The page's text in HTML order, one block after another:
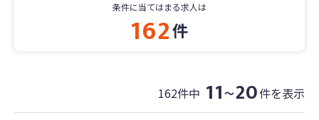
条件に当てはまる求人は
162件
162件中 11 〜20件を表示